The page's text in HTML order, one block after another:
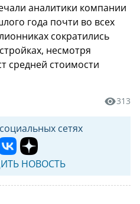
аналитики компании
года почти во всех
сократились
несмотря
средней стоимости
313
сетях
НОВОСТЬ